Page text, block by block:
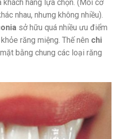
hàng lựa chọn. (Mỗi cơ
nhau, nhưng không nhiều).
sở hữu quá nhiều ưu điểm
răng miệng. Thế nên chi
bằng chung các loại răng